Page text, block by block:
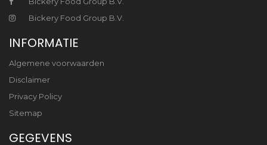
Bickery Food Group B.V.
INFORMATIE
Algemene voorwaarden
Disclaimer
Privacy Policy
Sitemap
GEGEVENS